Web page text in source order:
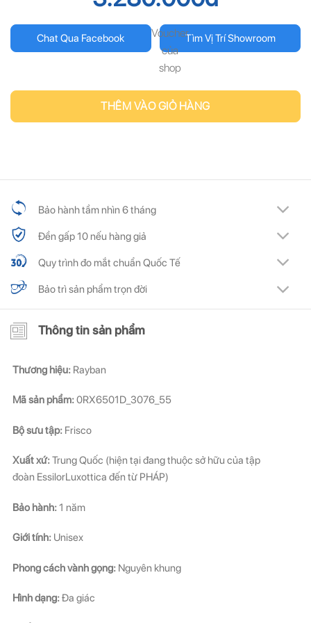
Chat Qua Facebook Tìm Vị Trí Showroom
Voucher
của
shop
THÊM VÀO GIỎ HÀNG
Bảo hành tầm nhìn 6 tháng
Đền gấp 10 nếu hàng giả
Quy trình đo mắt chuẩn Quốc Tế
Bảo trì sản phẩm trọn đời
Thông tin sản phẩm
Thương hiệu: Rayban
Mã sản phẩm:0RX6501D_3076_55
Bộ sưu tập: Frisco
Xuất xứ:Trung Quốc (hiện tại đang thuộc sở hữu của tập
đoàn EssilorLuxottica đến từ PHÁP)
Bảo hành:1 năm
Giới tính: Unisex
Phong cách vành gọng: Nguyên khung
Hình dạng:Đa giác